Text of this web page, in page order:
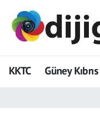
KKTC Güney Kıbrıs
Dijigazete
Hava
Trafik